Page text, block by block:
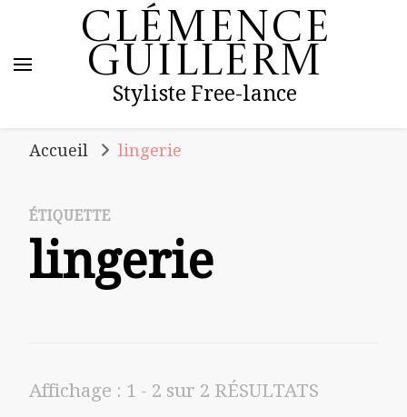
Clémence
Guillerm
Styliste Free-lance
Accueil lingerie
ÉTIQUETTE
lingerie
Affichage : 1 - 2 sur 2 RÉSULTATS